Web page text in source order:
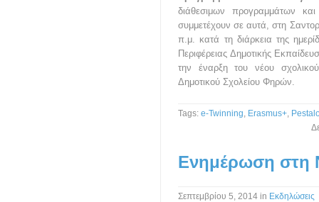
διάθεσιμων προγραμμάτων
συμμετέχουν σε αυτά, στη
π.μ. κατά τη διάρκεια της
Περιφέρειας Δημοτικής
την έναρξη του νέου
Δημοτικού Σχολείου Φηρών.
Tags: e-Twinning, Erasmus+,
Ενημέρωση στη
Σεπτεμβρίου 5, 2014 in Εκδηλώσεις